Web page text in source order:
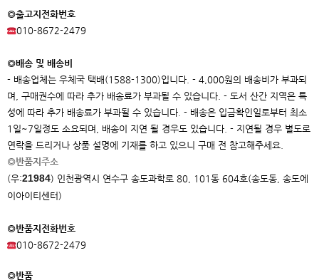
◎출고지전화번호
010-8672-2479
◎배송 및 배송비
- 배송업체는 우체국 택배(1588-1300)입니다. - 4,000원의 배송비가 부과되
며, 구매권수에 따라 추가 배송료가 부과될 수 있습니다. - 도서 산간 지역은 특
성에 따라 추가 배송료가 부과될 수 있습니다. - 배송은 입금확인일로부터 최소
1일~7일정도 소요되며, 배송이 지연 될 경우도 있습니다. - 지연될 경우 별도로
연락을 드리거나 상품 설명에 기재를 하고 있으니 구매 전 참고해주세요.
◎반품지주소
(우:21984) 인천광역시 연수구 송도과학로 80, 101동 604호(송도동, 송도에
이아이 티센터)
◎반품지전화번호
010-8672-2479
◎반품